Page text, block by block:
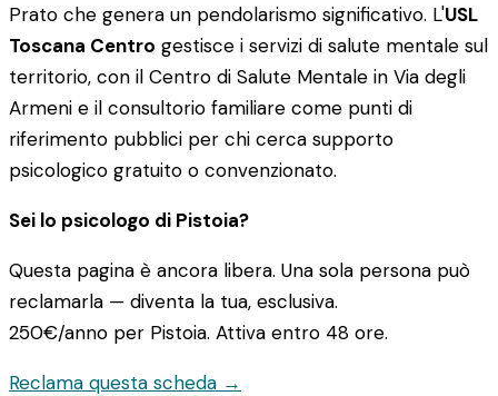
Prato che genera un pendolarismo significativo. L'USL
Toscana Centro gestisce i servizi di salute mentale sul
territorio, con il Centro di Salute Mentale in Via degli
Armeni e il consultorio familiare come punti di
riferimento pubblici per chi cerca supporto
psicologico gratuito o convenzionato.
Sei lo psicologo di Pistoia?
Questa pagina è ancora libera. Una sola persona può
reclamarla — diventa la tua, esclusiva.
250€/anno per Pistoia. Attiva entro 48 ore.
Reclama questa scheda →